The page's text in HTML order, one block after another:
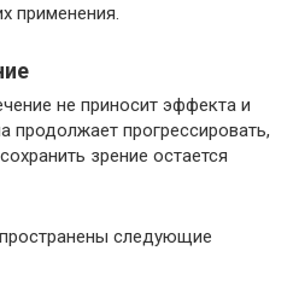
применения.
не приносит эффекта и
продолжает прогрессировать,
зрение остается
следующие